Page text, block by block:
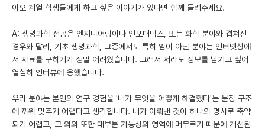
이오 계열 학생들에게 하고 싶은 이야기가 있다면 함께 들려주세요.
A: 생명과학 전공은 엔지니어링이나 인포매틱스, 또는 화학 분야와 겹쳐진
경우와 달리, 기초 생명과학, 그중에서도 특히 암이 아닌 분야는 인터넷상에
서 자료를 구하기가 정말 어려웠습니다. 그래서 저라도 정보를 남기고 싶어
열심히 인터뷰에 응했습니다.
우리 분야는 본인의 연구 경험을 '내가 무엇을 어떻게 해결했다'는 문장 구조
에 끼워 맞추기 어렵다고 생각합니다. 내가 이뤄낸 것이 하나의 명사로 축약
되기 어렵고, 그 의의 또한 대부분 가능성의 영역에 머무르기 때문에 개선된